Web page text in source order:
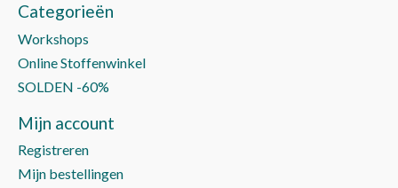
Categorieën
Workshops
Online Stoffenwinkel
SOLDEN -60%
Mijn account
Registreren
Mijn bestellingen